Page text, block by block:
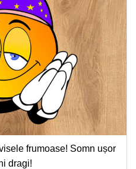
frumoase! Somn ușor
dragi!